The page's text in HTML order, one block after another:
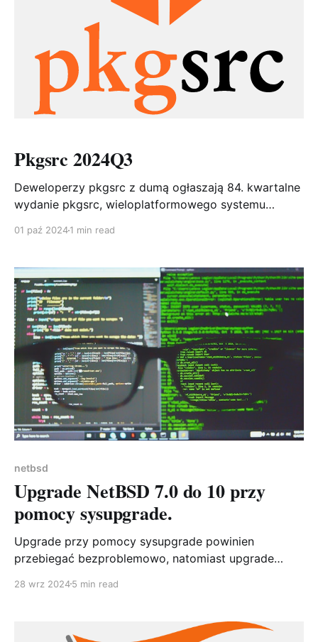
Pkgsrc 2024Q3
Deweloperzy pkgsrc z dumą ogłaszają 84. kwartalne
wydanie pkgsrc, wieloplatformowego systemu
z różnym wsparciem dla 23 różnych systemów
dodano 128 pakietów, 1505 pakietów zostało
zaktualizowanych (dodatkowo 2307 aktualizacji,
specyficznych dla języów: 32 Go, 125 Perl, 12 PHP,
778
01 paź 20241 min read
netbsd
Upgrade NetBSD 7.0 do 10 przy
pomocy sysupgrade.
Upgrade przy pomocy sysupgrade powinien
przebiegać bezproblemowo, natomiast upgrade
kilku problemów. Problem 1 - setsy są w tar.xz
rozumie i nie rozpakowuje tego archiwum Problem 2
28 wrz 20245 min read